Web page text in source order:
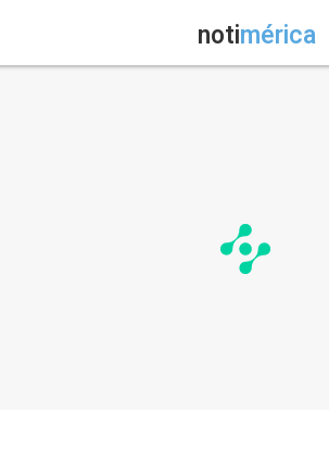
notimérica